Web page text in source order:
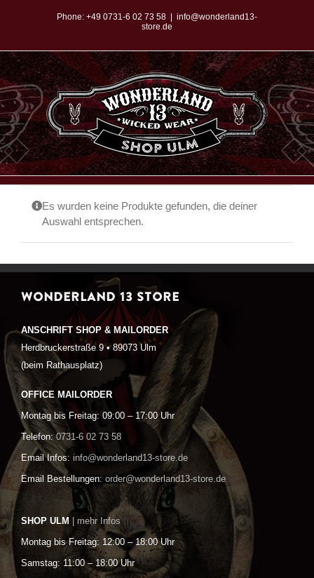
springen
Phone: +49 0731-6 02 73 58
info@wonderland13-
store.de
Es wurden keine Produkte gefunden, die deiner
Auswahl entsprechen.
WONDERLAND 13 STORE
ANSCHRIFT SHOP & MAILORDER
Herdbruckerstraße 9 • 89073 Ulm
(beim Rathausplatz)
OFFICE MAILORDER
Montag bis Freitag: 09:00 – 17:00 Uhr
Telefon: 0731-6 02 73 58
Email Infos: info@wonderland13-store.de
Email Bestellungen: order@wonderland13-store.de
SHOP ULM | mehr Infos
Montag bis Freitag: 12:00 – 18:00 Uhr
Samstag: 11:00 – 18:00 Uhr